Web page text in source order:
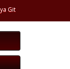
Git